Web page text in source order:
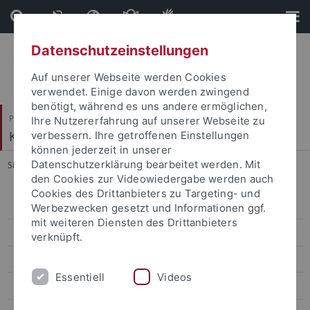
Direkt
zum
Inhalt
Direkt
zur
Fußleiste
Philosophische Fakultät
Kunsthistorisches Institut
Sie sind hier: Startseite ... Prof. Dr. Ernst Seidl
Prof. Dr. Megan R. Luke
Prof. Dr. Anna Pawlak
Prof. Dr. Andrea Worm
Datenschutzeinstellungen
Auf unserer Webseite werden Cookies
verwendet. Einige davon werden zwingend
benötigt, während es uns andere ermöglichen,
Ihre Nutzererfahrung auf unserer Webseite zu
verbessern. Ihre getroffenen Einstellungen
können jederzeit in unserer
Datenschutzerklärung bearbeitet werden. Mit
den Cookies zur Videowiedergabe werden auch
Cookies des Drittanbieters zu Targeting- und
Werbezwecken gesetzt und Informationen ggf.
mit weiteren Diensten des Drittanbieters
verknüpft.
Essentiell Videos